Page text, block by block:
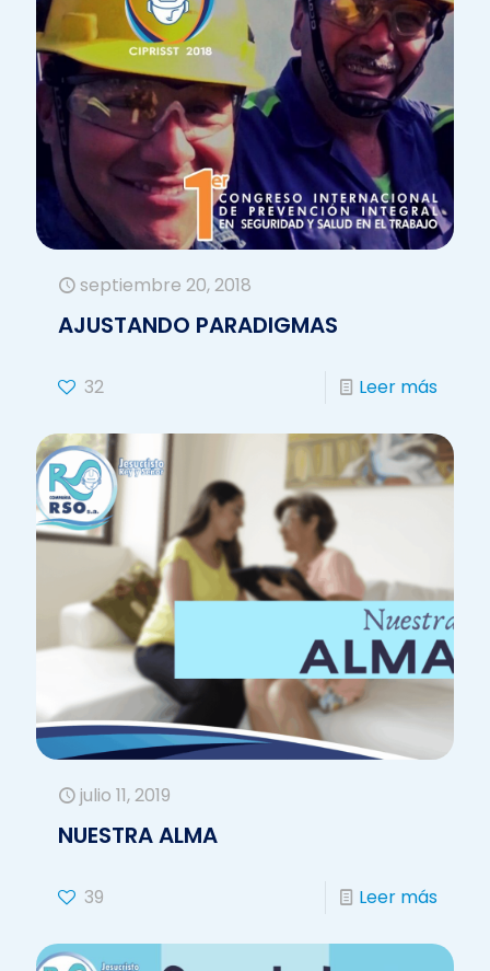
septiembre 20, 2018
AJUSTANDO PARADIGMAS
32 Leer más
julio 11, 2019
NUESTRA ALMA
39 Leer más